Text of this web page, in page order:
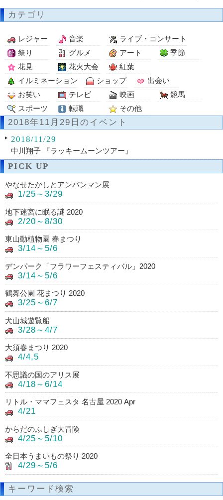
カテゴリ
レジャー 音楽
ライブ・コンサート
祭り
グルメ アート
季節
花見
花火大会
紅葉
イルミネーション
ショップ
出会い
お笑い
テレビ 映画
競馬
スポーツ
転職 その他
2018年11月29日のイベント
2018/11/29
中川翔子 『ラッキームーンツアー』
PICK UP
やなせたかしとアンパンマン展
1/25～3/29
地下迷宮に眠る謎 2020
2/20～8/30
東山動植物園 春まつり
3/14～5/6
デンパーク「フラワーフェスティバル」2020
3/14～5/6
鶴舞公園 花まつり 2020
3/25～6/7
犬山城遊覧船
3/28～4/7
大須春まつり 2020
4/4,5
不思議の国のアリス展
4/18～6/14
リトル・ママフェスタ 名古屋 2020 Apr
4/21
からだのふしぎ大冒険
4/25～5/10
全日本うまいもの祭り 2020
4/29～5/6
キーワード検索